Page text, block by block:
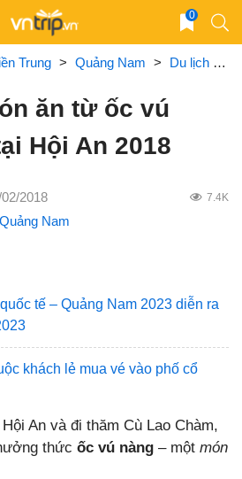
0
Trung > Quảng Nam > Du lịch Hội An
ăn từ ốc vú
Hội An 2018
2018 7.4K
Quảng Nam
tế – Quảng Nam 2023 diễn ra
khách lẻ mua vé vào phố cổ
An và đi thăm Cù Lao Chàm,
thức ốc vú nàng – một món